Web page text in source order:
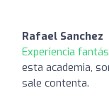
Rafael Sanchez
Experiencia
esta academia,
sale contenta.